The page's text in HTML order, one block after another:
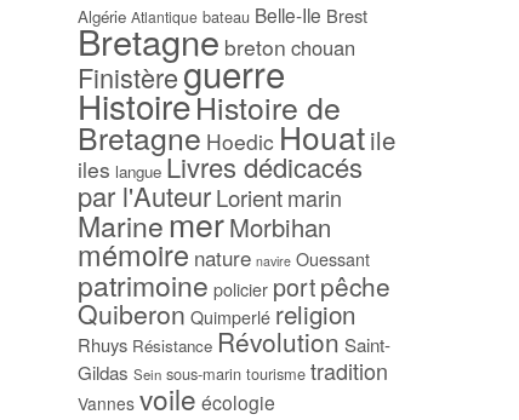
Algérie Atlantique bateau Belle-Ile Brest
Bretagne breton chouan
Finistèreguerre
HistoireHistoire de
Bretagne Hoedic Houatile
iles langue Livres dédicacés
par l'Auteur Lorient marin
Marine merMorbihan
mémoire nature navire Ouessant
patrimoine policier portpêche
Quiberon Quimperlé religion
Rhuys Résistance Révolution Saint-
Gildas Sein sous-marin tourisme tradition
Vannes voile écologie